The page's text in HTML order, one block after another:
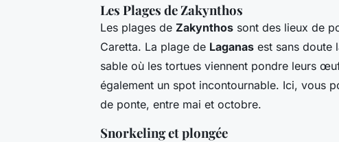
Les Plages de Zakynthos
Les plages de Zakynthos sont des lieux de
Caretta. La plage de Laganas est sans doute
sable où les tortues viennent pondre leurs
également un spot incontournable. Ici, vous
de ponte, entre mai et octobre.
Snorkeling et plongée